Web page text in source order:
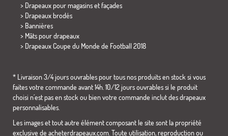
> Drapeaux pour magasins et façades
> Drapeaux brodés
> Bannières
> Mâts pour drapeaux
> Drapeaux Coupe du Monde de Football 2018
* Livraison 3/4 jours ouvrables pour tous nos produits en stock si vous
faites votre commande avant 14h. 10/12 jours ouvrables si le produit
choisi n´est pas en stock ou bien votre commande inclut des drapeaux
personnalisables.
Les images et tout autre élément composant le site sont la propriété
exclusive de acheterdrapeaux.com. Toute utilisation, reproduction ou